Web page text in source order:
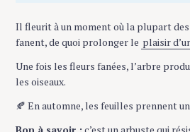
Il fleurit à un moment où la plupart
fanent, de quoi prolonger le plaisir
Une fois les fleurs fanées, l’arbre
les oiseaux.
🍂 En automne, les feuilles prennent